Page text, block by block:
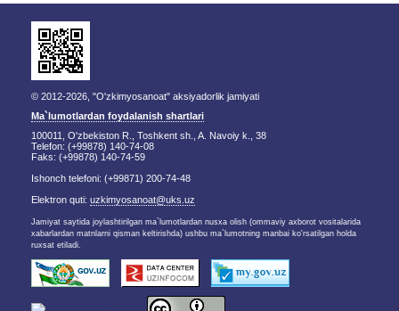
© 2012-2026, "O'zkimyosanoat" aksiyadorlik jamiyati
Ma`lumotlardan foydalanish shartlari
100011, O'zbekiston R., Toshkent sh., A. Navoiy k., 38
Telefon: (+99878) 140-74-08
Faks: (+99878) 140-74-59
Ishonch telefoni: (+99871) 200-74-48
Elektron quti: uzkimyosanoat@uks.uz
Jamiyat saytida joylashtirilgan ma`lumotlardan nusxa olish (ommaviy axborot vositalarida
xabarlardan matnlarni qisman keltirishda) ushbu ma`lumotning manbai ko'rsatilgan holda
ruxsat etiladi.